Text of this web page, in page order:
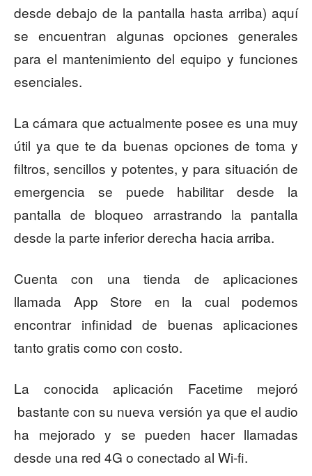
desde debajo de la pantalla hasta arriba) aquí
se encuentran algunas opciones generales
para el mantenimiento del equipo y funciones
esenciales.
La cámara que actualmente posee es una muy
útil ya que te da buenas opciones de toma y
filtros, sencillos y potentes, y para situación de
emergencia se puede habilitar desde la
pantalla de bloqueo arrastrando la pantalla
desde la parte inferior derecha hacia arriba.
Cuenta con una tienda de aplicaciones
llamada App Store en la cual podemos
encontrar infinidad de buenas aplicaciones
tanto gratis como con costo.
La conocida aplicación Facetime mejoró
bastante con su nueva versión ya que el audio
ha mejorado y se pueden hacer llamadas
desde una red 4G o conectado al Wi-fi.